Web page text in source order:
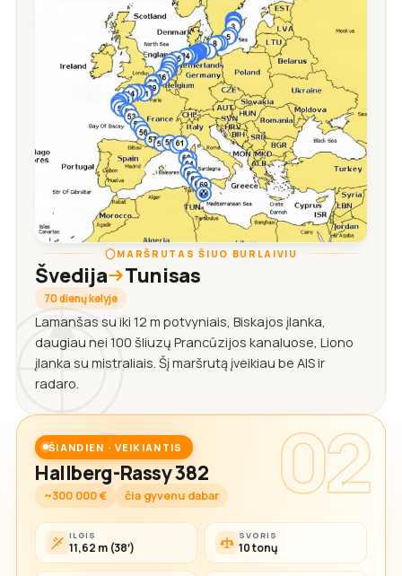
MARŠRUTAS ŠIUO BURLAIVIU
Švedija Tunisas
70 dienų kelyje
Lamanšas su iki 12 m potvyniais, Biskajos įlanka,
daugiau nei 100 šliuzų Prancūzijos kanaluose, Liono
įlanka su mistraliais. Šį maršrutą įveikiau be AIS ir
radaro.
02
ŠIANDIEN · VEIKIANTIS
Hallberg-Rassy 382
~300 000 € čia gyvenu dabar
ILGIS
11,62 m (38′)
SVORIS
10 tonų